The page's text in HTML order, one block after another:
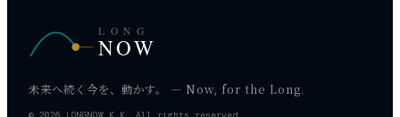
LONG
NOW
未来へ続く今を、動かす。 — Now, for the Long.